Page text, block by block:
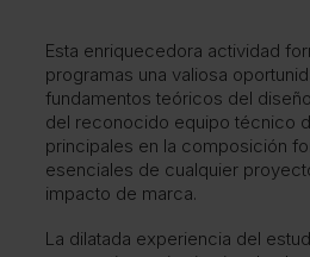
Esta enriquecedora actividad
programas una valiosa
fundamentos teóricos del
del reconocido equipo técnico
principales en la composición
esenciales de cualquier
impacto de marca.
La dilatada experiencia del